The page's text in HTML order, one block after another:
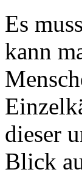
Es
kann
dieser
Blick